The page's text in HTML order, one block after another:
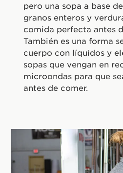
pero una sopa a base
granos enteros y
comida perfecta antes
También es una forma
cuerpo con líquidos y
sopas que vengan en
microondas para que
antes de comer.